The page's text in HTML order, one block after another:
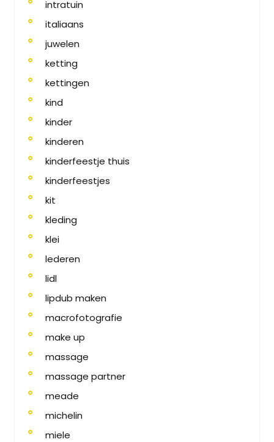
intratuin
italiaans
juwelen
ketting
kettingen
kind
kinder
kinderen
kinderfeestje thuis
kinderfeestjes
kit
kleding
klei
lederen
lidl
lipdub maken
macrofotografie
make up
massage
massage partner
meade
michelin
miele